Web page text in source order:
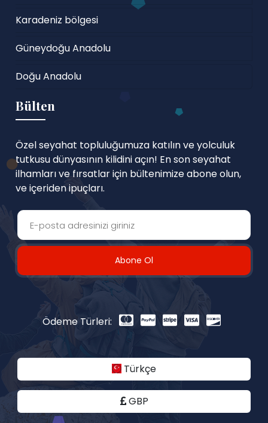
Karadeniz bölgesi
Güneydoğu Anadolu
Doğu Anadolu
Bülten
Özel seyahat topluluğumuza katılın ve yolculuk
tutkusu dünyasının kilidini açın! En son seyahat
ilhamları ve fırsatlar için bültenimize abone olun,
ve içeriden ipuçları.
Abone Ol
Ödeme Türleri:
Türkçe
GBP